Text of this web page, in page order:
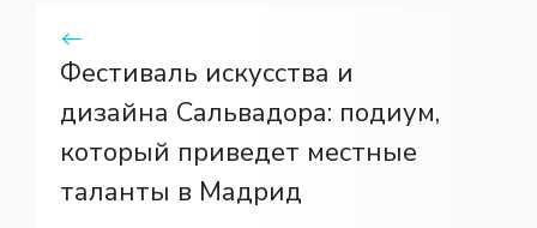
Фестиваль искусства и
дизайна Сальвадора: подиум,
который приведет местные
таланты в Мадрид